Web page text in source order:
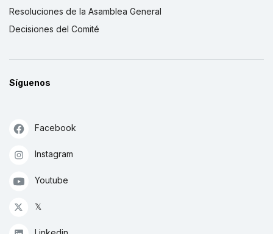
Resoluciones de la Asamblea General
Decisiones del Comité
Síguenos
Facebook
Instagram
Youtube
𝕏